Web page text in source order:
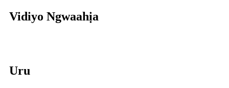
Vidiyo Ngwaahịa
Uru